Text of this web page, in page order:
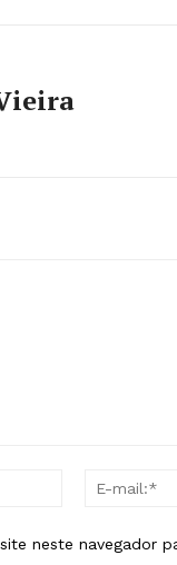
Nome:*
neste navegador